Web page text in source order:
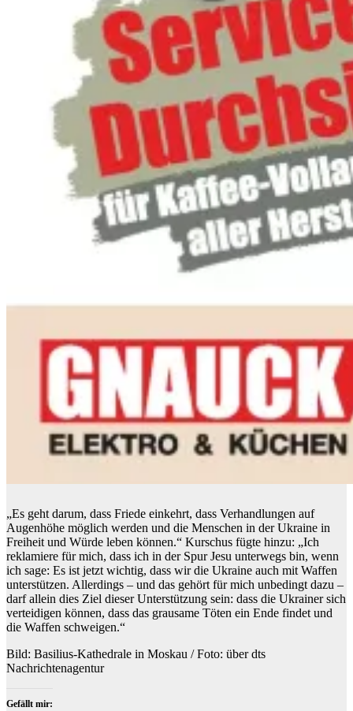
„Es geht darum, dass Friede einkehrt, dass Verhandlungen auf
Augenhöhe möglich werden und die Menschen in der Ukraine in
Freiheit und Würde leben können.“ Kurschus fügte hinzu: „Ich
reklamiere für mich, dass ich in der Spur Jesu unterwegs bin, wenn
ich sage: Es ist jetzt wichtig, dass wir die Ukraine auch mit Waffen
unterstützen. Allerdings – und das gehört für mich unbedingt dazu –
darf allein dies Ziel dieser Unterstützung sein: dass die Ukrainer sich
verteidigen können, dass das grausame Töten ein Ende findet und
die Waffen schweigen.“
Bild: Basilius-Kathedrale in Moskau / Foto: über dts
Nachrichtenagentur
Gefällt mir: